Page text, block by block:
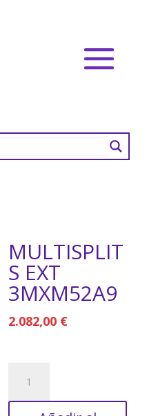
MULTISPLIT
S EXT
3MXM52A9
2.082,00 €
3MXM52A9